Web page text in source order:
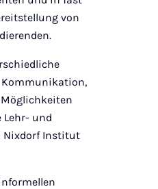
von
Kommunikation,
Lehr- und
Nixdorf Institut